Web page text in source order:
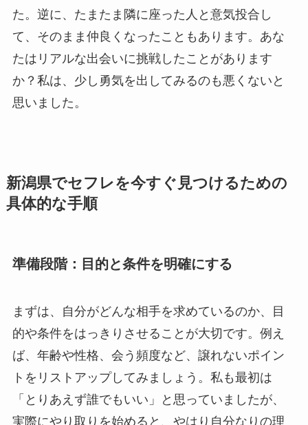
た。逆に、たまたま隣に座った人と意気投合し
て、そのまま仲良くなったこともあります。あな
たはリアルな出会いに挑戦したことがあります
か？私は、少し勇気を出してみるのも悪くないと
思いました。
新潟県でセフレを今すぐ見つけるための
具体的な手順
準備段階：目的と条件を明確にする
まずは、自分がどんな相手を求めているのか、目
的や条件をはっきりさせることが大切です。例え
ば、年齢や性格、会う頻度など、譲れないポイン
トをリストアップしてみましょう。私も最初は
「とりあえず誰でもいい」と思っていましたが、
実際にやり取りを始めると、やはり自分なりの理